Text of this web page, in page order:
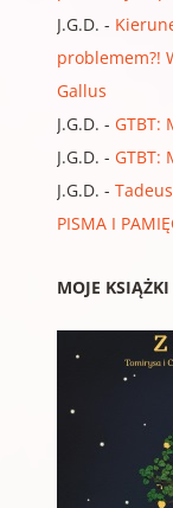
J.G.D. -
problemem?!
Gallus
J.G.D. - GTBT:
J.G.D. - GTBT:
J.G.D. -
PISMA I
MOJE KSIĄŻKI